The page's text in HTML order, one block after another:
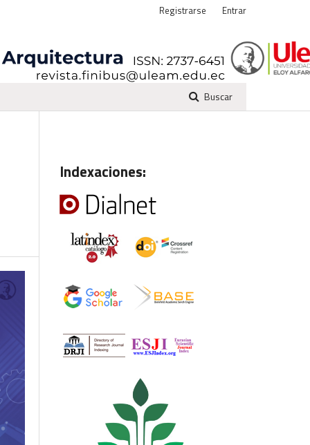
Buscar
Registrarse Entrar
Indexaciones: